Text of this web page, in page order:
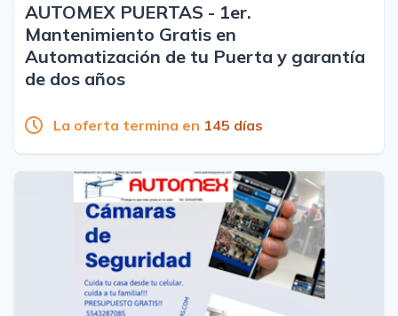
AUTOMEX PUERTAS - 1er.
Mantenimiento Gratis en
Automatización de tu Puerta y garantía
de dos años
La oferta termina en 145 días